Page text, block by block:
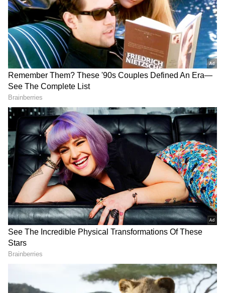
8
వరుసగా హిట్ సినిమాలతో దూసుకుపోతోంది అనుపమా
పరమేశ్వరన్ ఇక ఈరోజు అనుపమ పరమేశ్వరన్ నటించిన
18 పేజెస్ మూవీ రిలీజ్ అయ్యింది. ఈసినిమాలో నిఖిల్
జోడీగా నటించింది బ్యూటీ. ఇంతకు ముందు కూడా
కార్తికేయా2 సినిమాతో పాన్ ఇండియా రేంజ్ లో హిట్
కొట్టారు ఈ జోడీ. ఇక నెక్ట్స్ సినిమాతో అనుపమ హ్యాట్రిక్
హిట్ సాధిచాలని చూస్తోంది.